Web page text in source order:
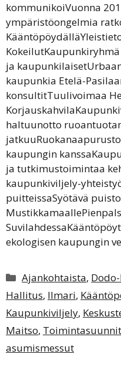
kommunikoiVuonna
ympäristöongelmia
ja
kaupunkia Etelä-
konsultitTuulivoimaa
haltuunotto
kaupungin
ja tutkimustoimintaa
kaupunkiviljely-
puitteissaSyötävä puisto
ekologisen kaupungin
Kategoriat
Ajankohtaista,
Hallitus, Ilmari,
Kaupunkiviljely,
Maitso,
asumismessut